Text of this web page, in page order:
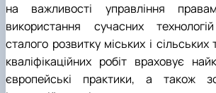
на важливості управління
використання сучасних
сталого розвитку міських і
кваліфікаційних робіт враховує
європейські практики, а також